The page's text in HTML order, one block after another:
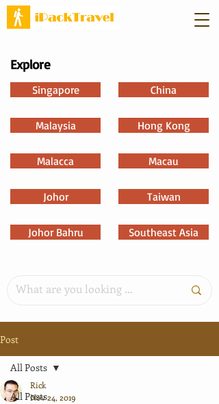
Explore
Singapore
Malaysia
Malacca
Johor
Johor Bahru
China
Hong Kong
Macau
Taiwan
Southeast Asia
Post
All Posts
All Posts
Rick
Nov 24, 2019